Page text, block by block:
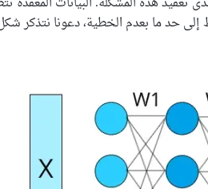
إلى حد ما بعدم الخطية، دعونا نتذكر